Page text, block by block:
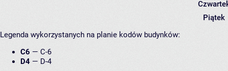
Piątek
Legenda wykorzystanych na planie kodów budynków:
C6 — C-6
D4 — D-4